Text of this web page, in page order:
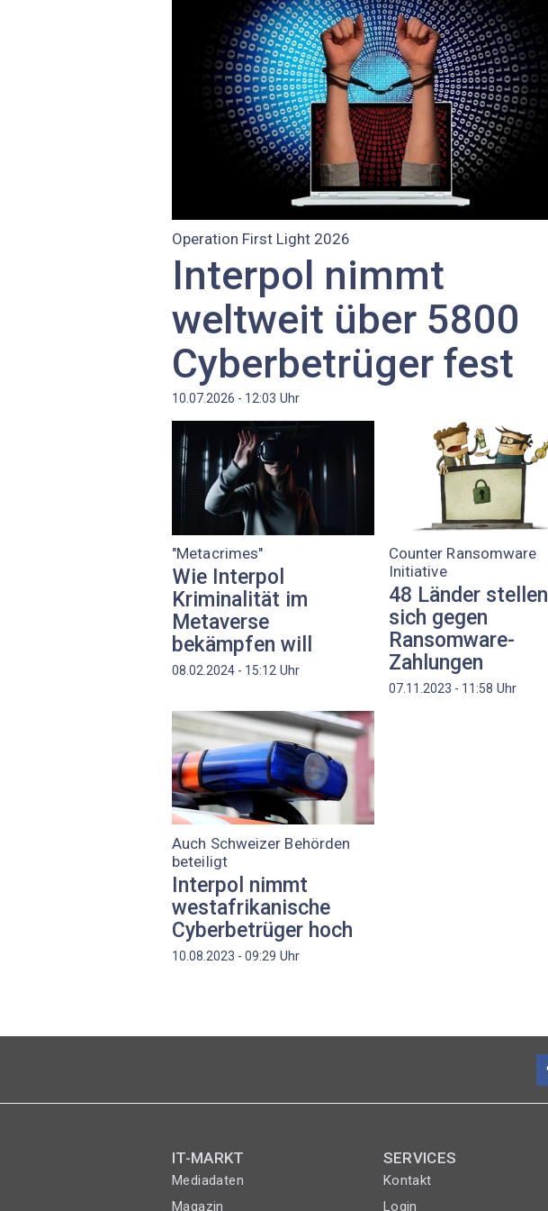
Operation First Light 2026
Interpol nimmt
weltweit über 5800
Cyberbetrüger fest
10.07.2026 - 12:03 Uhr
"Metacrimes"
Wie Interpol
Kriminalität im
Metaverse
bekämpfen will
08.02.2024 - 15:12 Uhr
Counter Ransomware
Initiative
48 Länder stellen
sich gegen
Ransomware-
Zahlungen
07.11.2023 - 11:58 Uhr
Auch Schweizer Behörden
beteiligt
Interpol nimmt
westafrikanische
Cyberbetrüger hoch
10.08.2023 - 09:29 Uhr
IT-MARKT
Mediadaten
Magazin
SERVICES
Kontakt
Login